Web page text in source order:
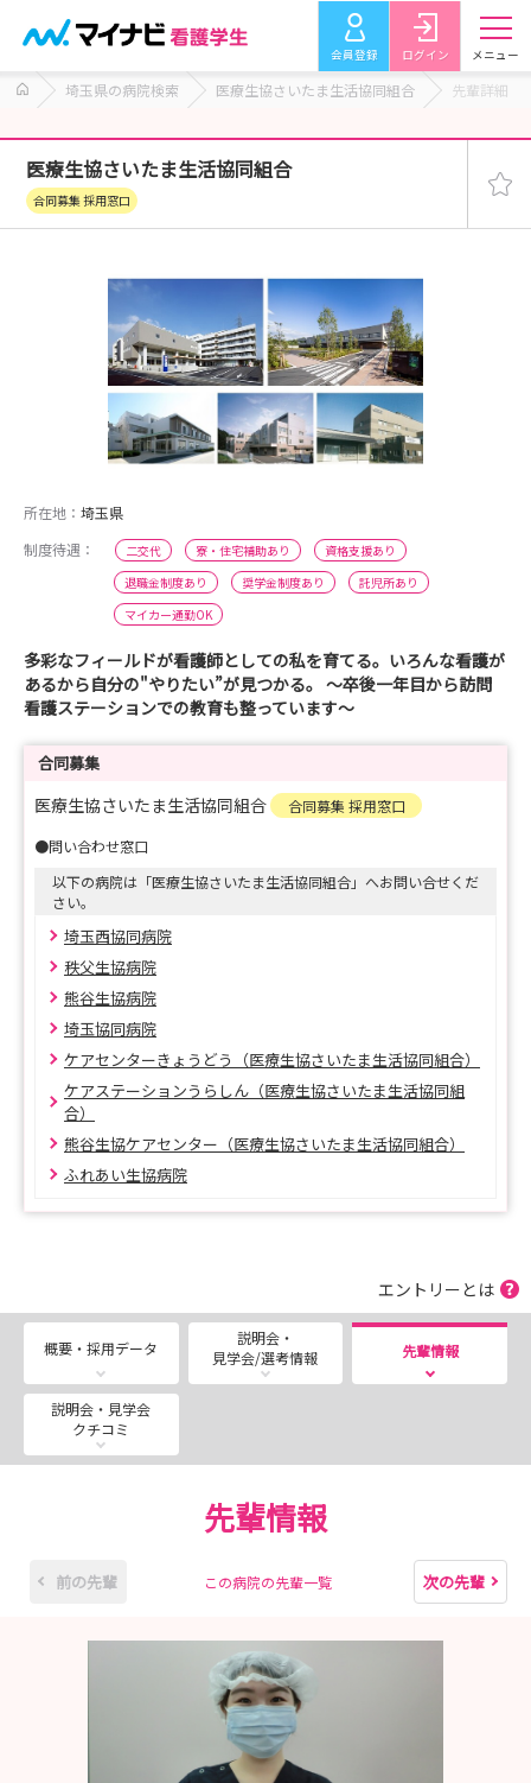
会員登録 ログイン メニュー
埼玉県の病院検索 医療生協さいたま生活協同組合 先輩詳細
医療生協さいたま生活協同組合
合同募集 採用窓口
所在地： 埼玉県
制度待遇：
二交代 寮・住宅補助あり
資格支援あり
退職金制度あり
奨学金制度あり
託児所あり
マイカー通勤OK
多彩なフィールドが看護師としての私を育てる。いろんな看護が
あるから自分の"やりたい”が見つかる。 ～卒後一年目から訪問
看護ステーションでの教育も整っています～
合同募集
医療生協さいたま生活協同組合
合同募集 採用窓口
●問い合わせ窓口
以下の病院は「医療生協さいたま生活協同組合」へお問い合せくだ
さい。
埼玉西協同病院
秩父生協病院
熊谷生協病院
埼玉協同病院
ケアセンターきょうどう（医療生協さいたま生活協同組合）
ケアステーションうらしん（医療生協さいたま生活協同組
合）
熊谷生協ケアセンター（医療生協さいたま生活協同組合）
ふれあい生協病院
エントリーとは
概要・採用データ
説明会・
見学会/選考情報
先輩情報
説明会・見学会
クチコミ
先輩情報
前の先輩 この病院の先輩一覧 次の先輩